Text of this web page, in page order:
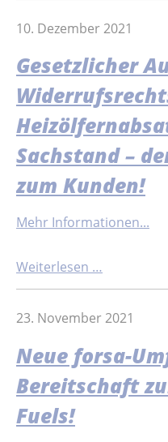
10. Dezember 2021
Gesetzlicher
Sachstand –
zum Kunden!
Mehr Informationen...
Weiterlesen …
23. November 2021
Neue forsa-
Bereitschaft
Fuels!